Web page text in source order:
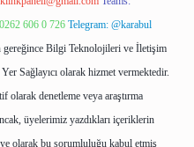
606 0 726 Telegram: @karabul
gereğince Bilgi Teknolojileri ve İletişim
Sağlayıcı olarak hizmet vermektedir.
olarak denetleme veya araştırma
üyelerimiz yazdıkları içeriklerin
olarak bu sorumluluğu kabul etmiş